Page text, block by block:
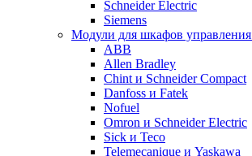
Schneider Electric
Siemens
Модули для шкафов управления
ABB
Allen Bradley
Chint и Schneider Compact
Danfoss и Fatek
Nofuel
Omron и Schneider Electric
Sick и Teco
Telemecanique и Yaskawa